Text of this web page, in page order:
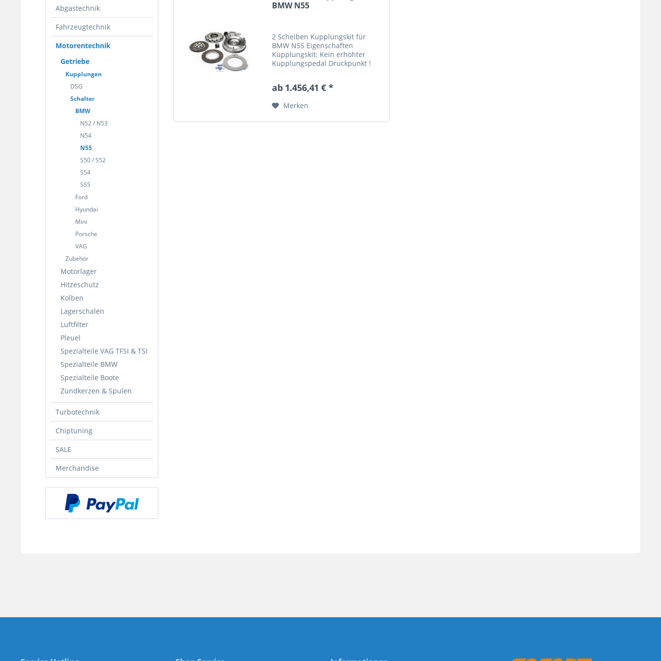
Abgastechnik
Fahrzeugtechnik
Motorentechnik
Getriebe
Kupplungen
DSG
Schalter
BMW
N52 / N53
N54
N55
S50 / S52
S54
S55
Ford
Hyundai
Mini
Porsche
VAG
Zubehör
Motorlager
Hitzeschutz
Kolben
Lagerschalen
Luftfilter
Pleuel
Spezialteile VAG TFSI & TSI
Spezialteile BMW
Spezialteile Boote
Zündkerzen & Spulen
Turbotechnik
Chiptuning
SALE
Merchandise
BMW N55
2 Scheiben Kupplungskit für
BMW N55 Eigenschaften
Kupplungskit: Kein erhöhter
Kupplungspedal Druckpunkt !
Inklusive Schrauben Kit in 12.9
ab 1.456,41 € *
Merken